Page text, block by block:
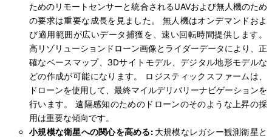
ためのリモートセンサーと統合されるUAVおよび無人機のため
の要求は重要な成長を見ました。 無人機はオンデマンドおよ
び適用範囲が広いデータ捕獲を、速い回転時間提供します。
高リゾリューションドローン画像とライダーデータにより、正
確なベースマップ、3Dサイトモデル、デジタル地形モデルな
どの作成が可能になります。 ロジスティックスファームは、
ドローンを使用して、最終マイルデリバリーナビゲーションを
行います。 遠隔感知のためのドローンのそのような上昇の採
用は重要な傾向です。
小規模な衛星への関心を高める: 大規模なレガシー観測衛星と